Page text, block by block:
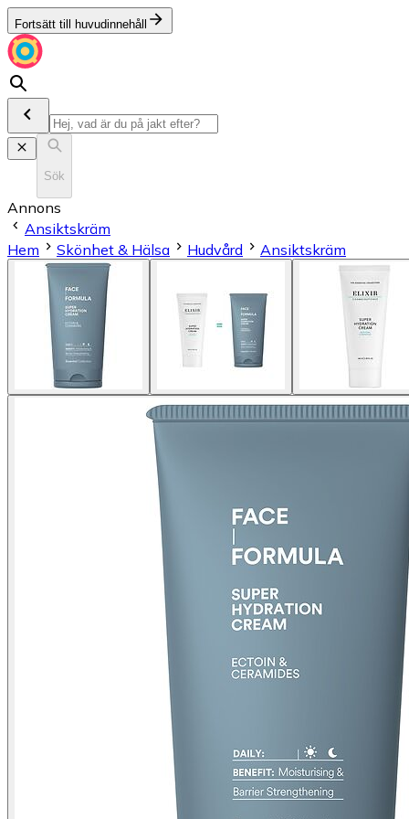
Fortsätt till huvudinnehåll
Sök
Annons
Ansiktskräm
Hem
Skönhet & Hälsa Hudvård Ansiktskräm